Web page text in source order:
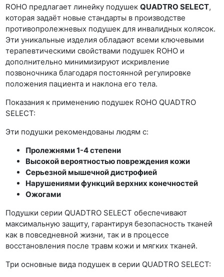
ROHO предлагает линейку подушекQUADTRO SELECT,
которая задаёт новые стандарты в производстве
противопролежневых подушек для инвалидных колясок.
Эти уникальные изделия обладают всеми ключевыми
терапевтическими свойствами подушек ROHO и
дополнительно минимизируют искривление
позвоночника благодаря постоянной регулировке
положения пациента и наклона его тела.
Показания к применению подушек ROHO QUADTRO
SELECT:
Эти подушки рекомендованы людям с:
Пролежнями 1-4 степени
Высокой вероятностью повреждения кожи
Серьезной мышечной дистрофией
Нарушениями функций верхних конечностей
Ожогами
Подушки серии QUADTRO SELECT обеспечивают
максимальную защиту, гарантируя безопасность тканей
как в повседневной жизни, так и в процессе
восстановления после травм кожи и мягких тканей.
Три основные вида подушек в серии QUADTRO SELECT: